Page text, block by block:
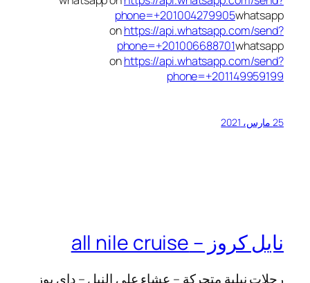
phone=+201004279905whatsapp
onhttps://api.whatsapp.com/send?
phone=+201006688701whatsapp
onhttps://api.whatsapp.com/send?
phone=+201149959199
25 مارس، 2021
نايل كروز – all nile cruise
رحلات نيلية متحركة – عشاء على النيل – داى يوز